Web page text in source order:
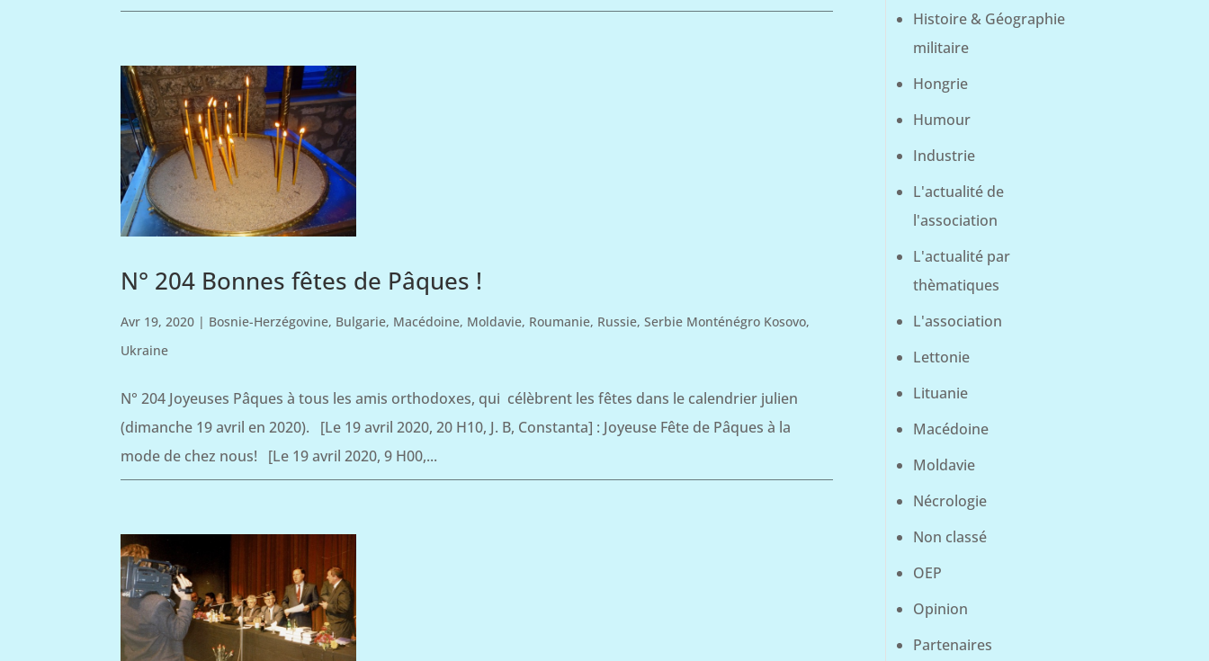
N° 204 Bonnes fêtes de Pâques !
Avr 19, 2020 | Bosnie-Herzégovine, Bulgarie, Macédoine, Moldavie, Roumanie, Russie,Serbie Monténégro Kosovo,
Ukraine
N° 204 Joyeuses Pâques à tous les amis orthodoxes, qui célèbrent les fêtes dans le calendrier julien
(dimanche 19 avril en 2020). [Le 19 avril 2020, 20 H10, J. B, Constanta] : Joyeuse Fête de Pâques à la
mode de chez nous! [Le 19 avril 2020, 9 H00,...
Histoire & Géographie
militaire
Hongrie
Humour
Industrie
L'actualité de
l'association
L'actualité par
thèmatiques
L'association
Lettonie
Lituanie
Macédoine
Moldavie
Nécrologie
Non classé
OEP
Opinion
Partenaires